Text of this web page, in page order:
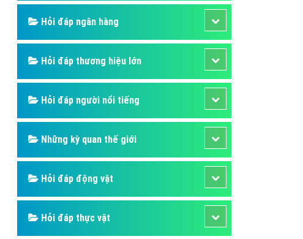
Thiết kế ứng dụng
Quảng cáo Cốc Cốc hiệu quả
Quảng cáo Zalo chuyên nghiệp
Định nghĩa
Hỏi đáp ngân hàng
Hỏi đáp thương hiệu lớn
Hỏi đáp người nổi tiếng
Những kỳ quan thế giới
Hỏi đáp động vật
Hỏi đáp thực vật